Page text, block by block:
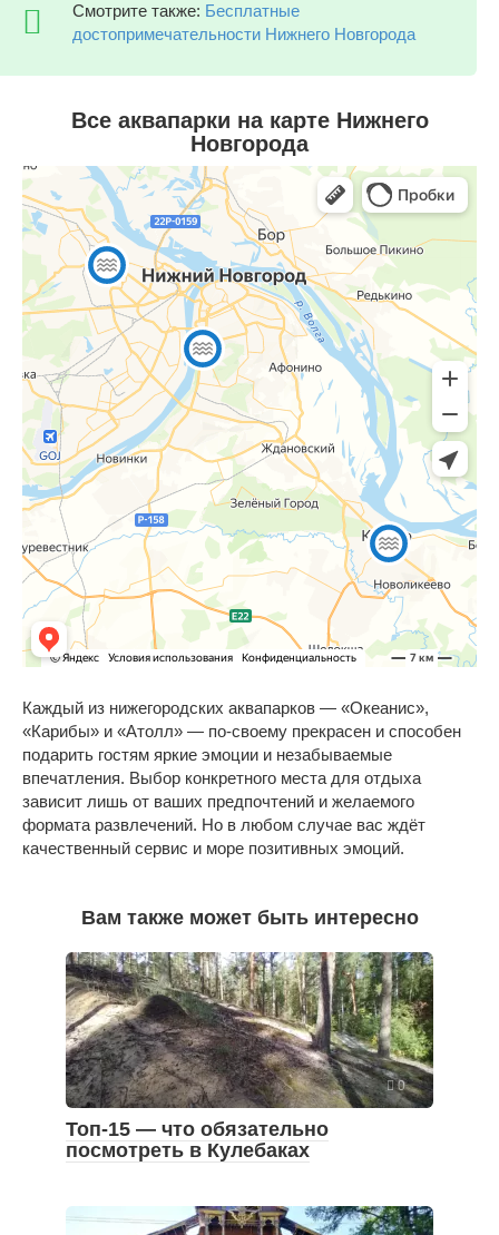
Смотрите также: Бесплатные
достопримечательности Нижнего Новгорода
Все аквапарки на карте Нижнего
Новгорода
Каждый из нижегородских аквапарков — «Океанис»,
«Карибы» и «Атолл» — по-своему прекрасен и способен
подарить гостям яркие эмоции и незабываемые
впечатления. Выбор конкретного места для отдыха
зависит лишь от ваших предпочтений и желаемого
формата развлечений. Но в любом случае вас ждёт
качественный сервис и море позитивных эмоций.
Вам также может быть интересно
0
Топ-15 — что обязательно
посмотреть в Кулебаках